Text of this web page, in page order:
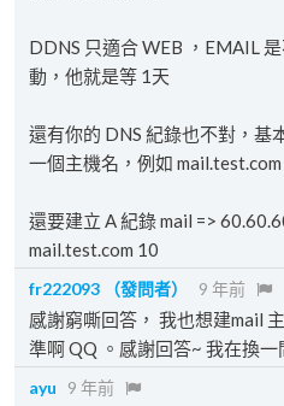
DDNS 只適合 WEB ，EMAIL
動，他就是等 1天
還有你的 DNS 紀錄也不對，基
一個主機名，例如 mail.test.com
還要建立 A 紀錄 mail =>
mail.test.com 10
fr222093 （發問者） 9 年前
感謝窮嘶回答， 我也想建mail
準啊 QQ 。感謝回答~ 我在換一
ayu 9 年前